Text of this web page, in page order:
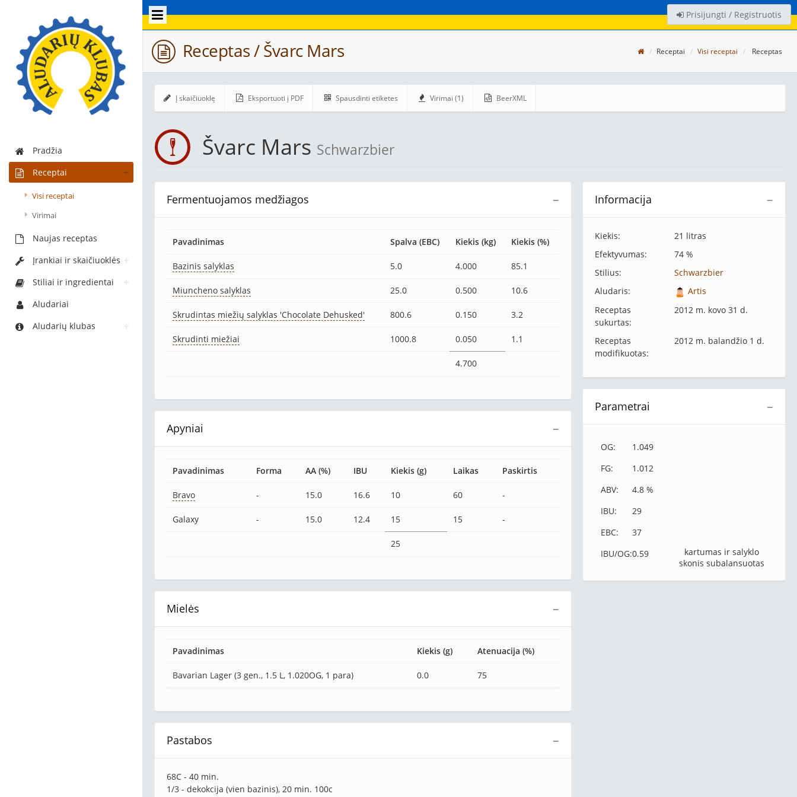
Pradžia
Receptai
Visi receptai
Virimai
Naujas receptas
Įrankiai ir skaičiuoklės
Stiliai ir ingredientai
Aludariai
Aludarių klubas
Prisijungti / Registruotis
Receptas / Švarc Mars Receptai Visi receptai Receptas
Į skaičiuoklę Eksportuoti į PDF Spausdinti etiketes Virimai (1) BeerXML
Švarc Mars Schwarzbier
−
Informacija
Kiekis:
21 litras
Efektyvumas:
74 %
Stilius:
Schwarzbier
Aludaris:
Artis
Receptas
sukurtas:
2012 m. kovo 31 d.
Receptas
modifikuotas:
2012 m. balandžio 1 d.
−
Parametrai
OG:
1.049
FG:
1.012
ABV:
4.8 %
IBU:
29
EBC:
37
IBU/OG:0.59
kartumas ir salyklo
skonis subalansuotas
−
Fermentuojamos medžiagos
Pavadinimas Spalva (EBC) Kiekis (kg) Kiekis (%)
Bazinis salyklas 5.0 4.000 85.1
Miuncheno salyklas 25.0 0.500 10.6
Skrudintas miežių salyklas 'Chocolate Dehusked' 800.6 0.150 3.2
Skrudinti miežiai 1000.8 0.050 1.1
4.700
−
Apyniai
Pavadinimas Forma AA (%) IBU Kiekis (g) Laikas Paskirtis
Bravo - 15.0 16.6 10 60 -
Galaxy - 15.0 12.4 15 15 -
25
−
Mielės
Pavadinimas Kiekis (g) Atenuacija (%)
Bavarian Lager (3 gen., 1.5 L, 1.020OG, 1 para) 0.0 75
−
Pastabos
68C - 40 min.
1/3 - dekokcija (vien bazinis), 20 min. 100c